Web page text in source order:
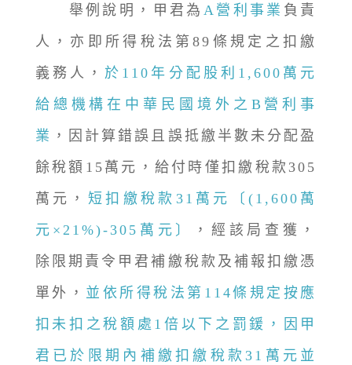
舉例說明，甲君為 A營利事業 負責
人，亦即所得稅法第89條規定之扣繳
義務人， 於110年分配股利1,600萬元
給總機構在中華民國境外之B營利事
業 ，因計算錯誤且誤抵繳半數未分配盈
餘稅額15萬元，給付時僅扣繳稅款305
萬元， 短扣繳稅款31萬元〔(1,600萬
元×21%)-305萬元〕
，經該局查獲，
除限期責令甲君補繳稅款及補報扣繳憑
單外， 並依所得稅法第114條規定按應
扣未扣之稅額處1倍以下之罰鍰，因甲
君已於限期內補繳扣繳稅款31萬元並